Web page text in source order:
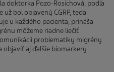
doktorka Pozo-Rosichová, podľa
bol objavený CGRP, teda
u každého pacienta, prináša
môžeme riadne liečiť
problematiky migrény
objaviť aj ďalšie biomarkery